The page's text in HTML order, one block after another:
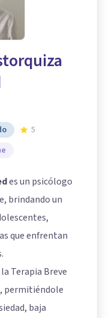
5
es un psicólogo
brindando un
que enfrentan
Terapia Breve
permitiéndole
baja